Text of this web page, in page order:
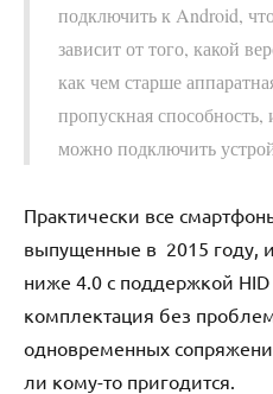
подключить к Android,
зависит от того, какой
как чем старше
пропускная
можно подключить
Практически все
выпущенные в 2015 году,
ниже 4.0 с поддержкой
комплектация без
одновременных
ли кому-то пригодится.